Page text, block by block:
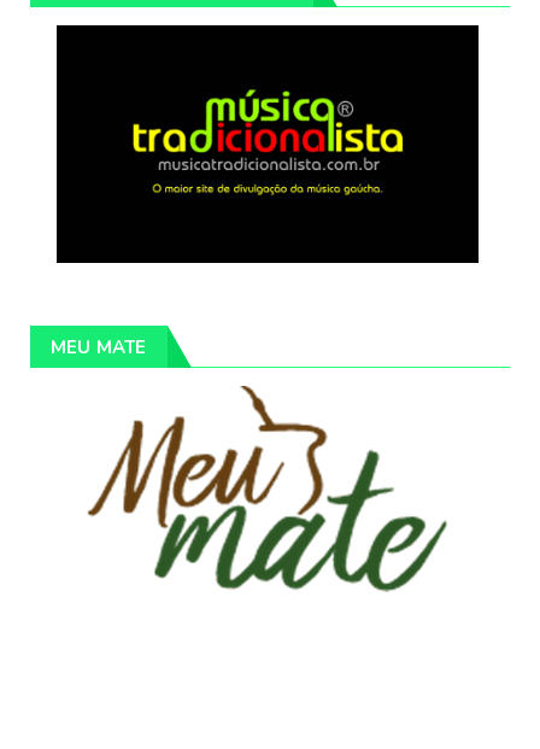
MEU MATE